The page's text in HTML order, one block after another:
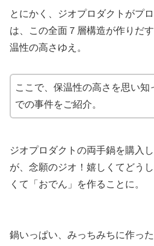
とにかく、ジオプロダクトがプ
は、この全面７層構造が作りだ
温性の高さゆえ。
ここで、保温性の高さを思い知
での事件をご紹介。
ジオプロダクトの両手鍋を購入
が、念願のジオ！嬉しくてどう
くて「おでん」を作ることに。
鍋いっぱい、みっちみちに作っ